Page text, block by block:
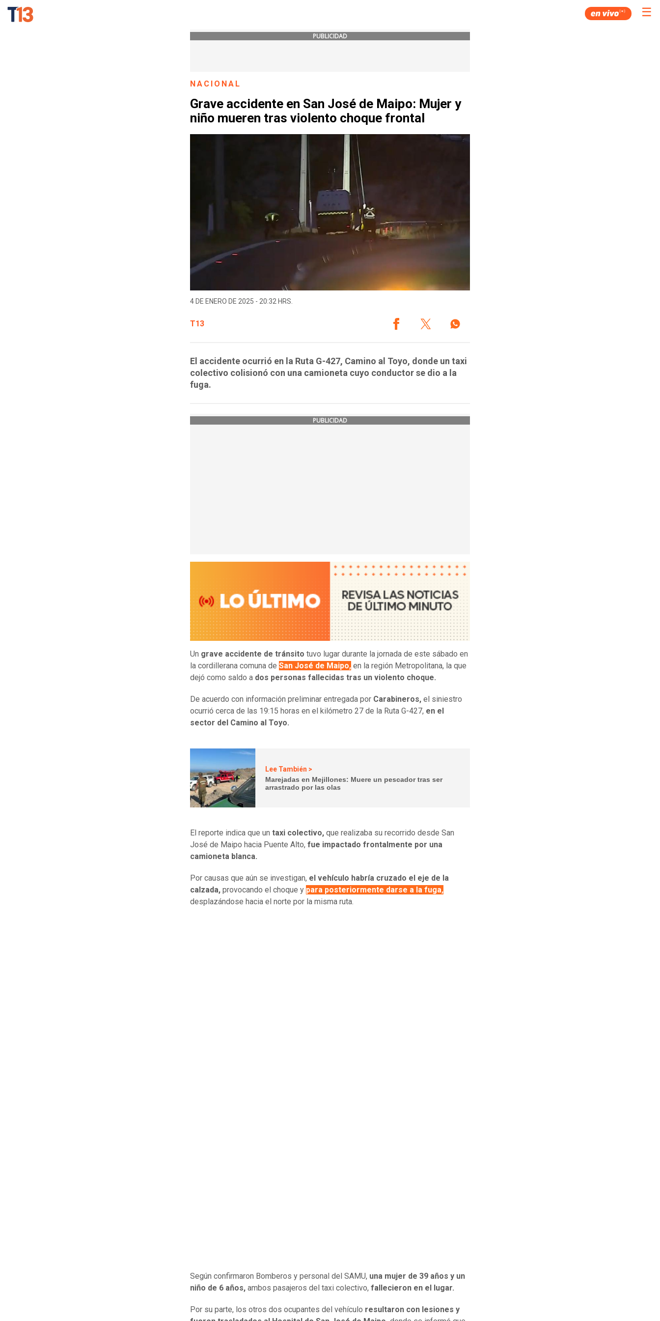
☰
PUBLICIDAD
NACIONAL
Grave accidente en San José de Maipo: Mujer y
niño mueren tras violento choque frontal
4 DE ENERO DE 2025 - 20:32 HRS.
T13
El accidente ocurrió en la Ruta G-427, Camino al Toyo, donde un taxi
colectivo colisionó con una camioneta cuyo conductor se dio a la
fuga.
PUBLICIDAD
Un grave accidente de tránsito tuvo lugar durante la jornada de este sábado en
la cordillerana comuna de San José de Maipo, en la región Metropolitana, la que
dejó como saldo a dos personas fallecidas tras un violento choque.
De acuerdo con información preliminar entregada por Carabineros, el siniestro
ocurrió cerca de las 19:15 horas en el kilómetro 27 de la Ruta G-427, en el
sector del Camino al Toyo.
Lee También >
Marejadas en Mejillones: Muere un pescador tras ser
arrastrado por las olas
El reporte indica que un taxi colectivo, que realizaba su recorrido desde San
José de Maipo hacia Puente Alto, fue impactado frontalmente por una
camioneta blanca.
Por causas que aún se investigan, el vehículo habría cruzado el eje de la
calzada, provocando el choque y para posteriormente darse a la fuga,
desplazándose hacia el norte por la misma ruta.
Según confirmaron Bomberos y personal del SAMU, una mujer de 39 años y un
niño de 6 años, ambos pasajeros del taxi colectivo, fallecieron en el lugar.
Por su parte, los otros dos ocupantes del vehículo resultaron con lesiones y